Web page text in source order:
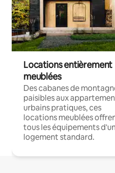
Locations entièrement
meublées
Des cabanes de
paisibles aux
urbains pratiques, ces
locations meublées
tous les équipements
logement standard.